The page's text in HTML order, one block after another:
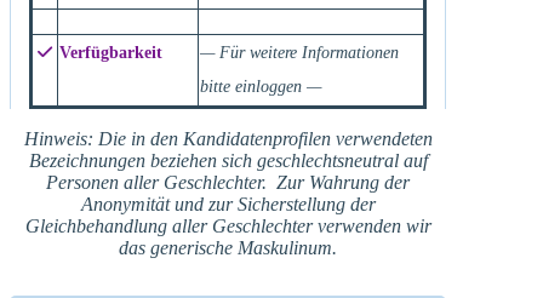
Verfügbarkeit
— Für weitere Informationen
bitte einloggen —
Hinweis: Die in den Kandidatenprofilen verwendeten
Bezeichnungen beziehen sich geschlechtsneutral auf
Personen aller Geschlechter. Zur Wahrung der
Anonymität und zur Sicherstellung der
Gleichbehandlung aller Geschlechter verwenden wir
das generische Maskulinum.